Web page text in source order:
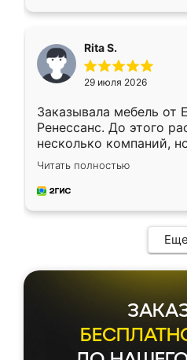
Rita S.
29 июля 2026
Заказывала мебель от
Ренессанс. До этого
несколько компаний,
эту. Сначала
приехал замерщик,
и снял размеры.
мебель сразу встала
каких-либо
довольна, все
Читать полностью
Еще